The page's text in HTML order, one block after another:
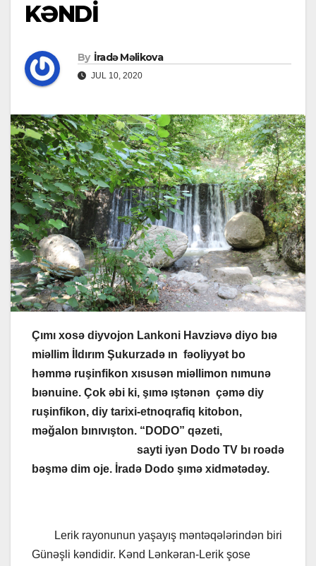
KƏNDİ
By İradə Məlikova
JUL 10, 2020
Çımı xosə diyvojon Lankoni Havziəvə diyo bıə
miəllim İldırım Şukurzadə ın fəoliyyət bo
həmmə ruşinfikon xısusən miəllimon nımunə
bıənuine. Çok əbi ki, şımə ıştənən çəmə diy
ruşinfikon, diy tarixi-etnoqrafiq kitobon,
məğalon bınıvışton. “DODO” qəzeti,
sayti iyən Dodo TV bı roədə
bəşmə dim oje. İradə Dodo şımə xidmətədəy.
Lerik rayonunun yaşayış məntəqələrindən biri
Günəşli kəndidir. Kənd Lənkəran-Lerik şose